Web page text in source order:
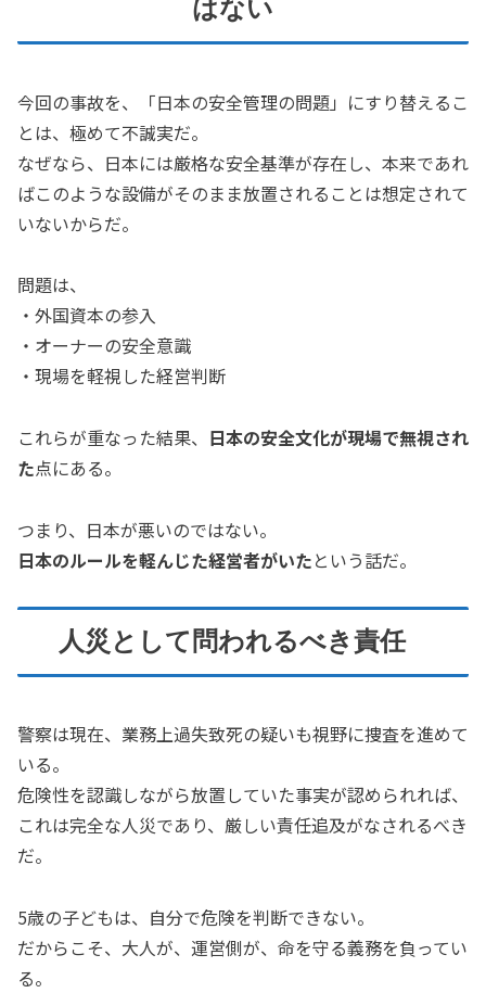
はない
今回の事故を、「日本の安全管理の問題」にすり替えるこ
とは、極めて不誠実だ。
なぜなら、日本には厳格な安全基準が存在し、本来であれ
ばこのような設備がそのまま放置されることは想定されて
いないからだ。
問題は、
・外国資本の参入
・オーナーの安全意識
・現場を軽視した経営判断
これらが重なった結果、 日本の安全文化が現場で無視され
た点にある。
つまり、日本が悪いのではない。
日本のルールを軽んじた経営者がいたという話だ。
人災として問われるべき責任
警察は現在、業務上過失致死の疑いも視野に捜査を進めて
いる。
危険性を認識しながら放置していた事実が認められれば、
これは完全な人災であり、厳しい責任追及がなされるべき
だ。
5歳の子どもは、自分で危険を判断できない。
だからこそ、大人が、運営側が、命を守る義務を負ってい
る。